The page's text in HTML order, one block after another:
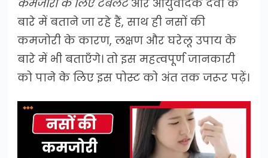
कमजोरी के लिए टेबलेटऔर आयुर्वेदिक दवा के
बारे में बताने जा रहे हैं, साथ ही नसों की
कमजोरी के कारण, लक्षण और घरेलू उपाय के
बारे में भी बताएँगे। तो इस महत्वपूर्ण जानकारी
को पाने के लिए इस पोस्ट को अंत तक जरूर पढ़ें।